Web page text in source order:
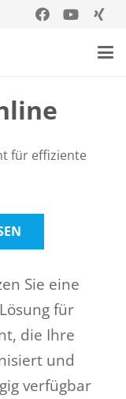
für effiziente
Sie eine
für
die Ihre
und
verfügbar